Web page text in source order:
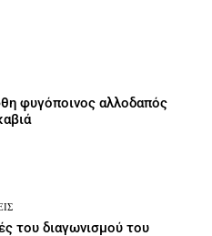
φυγόποινος αλλοδαπός
του διαγωνισμού του